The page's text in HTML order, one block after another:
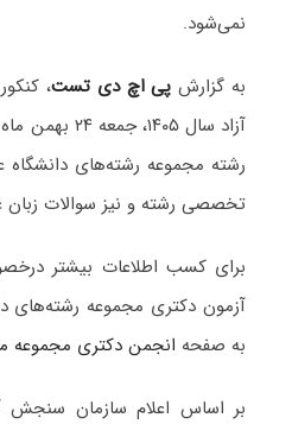
نمی‌شود.
به گزارشپی اچ دی تست،
آزاد سال
رشته مجموعه رشته‌های دانشگاه
تخصصی رشته و نیز سوالات
برای کسب اطلاعات بیشتر
آزمون دکتری مجموعه رشته‌های
به صفحه انجمن دکتری مجموعه
بر اساس اعلام سازمان سنجش